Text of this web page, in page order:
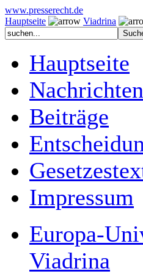
www.presserecht.de
Hauptseite
Viadrina
Hauptseite
Nachrichten
Beiträge
Impressum
Europa-
Viadrina